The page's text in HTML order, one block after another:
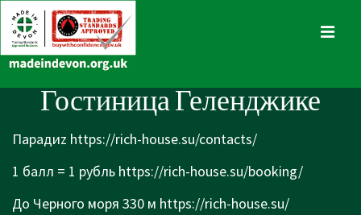
Skip
to
Content
Main
Navigation
Гостиница Геленджике
Парадиz https://rich-house.su/contacts/
1 балл = 1 рубль https://rich-house.su/booking/
До Черного моря 330 м https://rich-house.su/